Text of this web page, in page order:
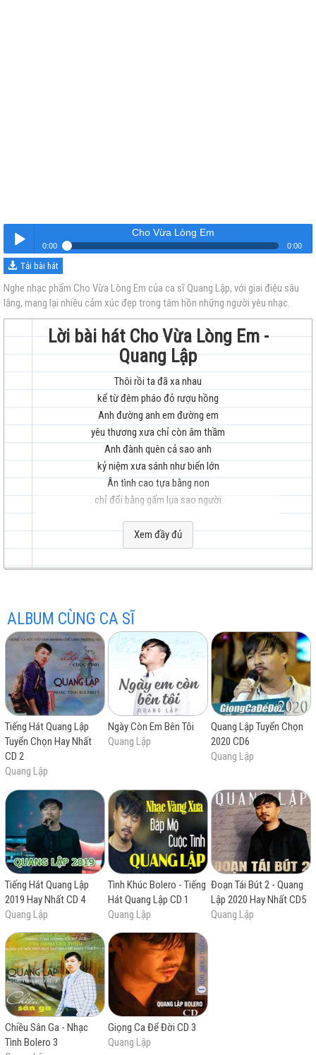
Nghe
Cho Vừa Lòng Em
0:00 0:00
Cho Vừa Lòng Em
Tải bài hát
Nghe nhạc phẩm Cho Vừa Lòng Em của ca sĩ Quang Lập, với giai điệu sâu
lắng, mang lại nhiều cảm xúc đẹp trong tâm hồn những người yêu nhạc.
Lời bài hát Cho Vừa Lòng Em -
Quang Lập
Thôi rồi ta đã xa nhau
kể từ đêm pháo đỏ rượu hồng
Anh đường anh em đường em
yêu thương xưa chỉ còn âm thầm
Anh đành quên cả sao anh
kỷ niệm xưa sánh như biển lớn
Ân tình cao tựa bằng non
chỉ đổi bằng gấm lụa sao người
Em về gom lại thư anh
cả ngàn trang giấy mỏng xanh màu
Gom cả áo lạnh ngày xưa
khi nhìn mưa gió bên thềm vắng
Khi mùa đông lạnh lùng sang,
em khỏi nhớ chuyện ngày xưa
Anh ơi hết rồi hết rồi,
chẳng còn chi nữa đâu anh
Yêu thương như nước trôi qua cầu
như đàn trở phiếm cung sầu
vì người ta cứ phụ tôi hoài
Bây giờ tôi chẳng còn tin
trong nhân gian có kẻ chung tình
Tôi giận tôi đã ngây thơ
đem tình yêu hiến dâng cho người hết
Nên giờ tôi chẳng còn chi
khi người ngoảnh mặt mà đi
Xem đầy đủ
ALBUM CÙNG CA SĨ
Tiếng Hát Quang Lập
Tuyển Chọn Hay Nhất
CD 2
Quang Lập
Ngày Còn Em Bên Tôi
Quang Lập
Quang Lập Tuyển Chọn
2020 CD6
Quang Lập
Tiếng Hát Quang Lập
2019 Hay Nhất CD 4
Quang Lập
Tình Khúc Bolero - Tiếng
Hát Quang Lập CD 1
Quang Lập
Đoạn Tái Bút 2 - Quang
Lập 2020 Hay Nhất CD5
Quang Lập
Chiều Sân Ga - Nhạc
Tình Bolero 3
Giọng Ca Để Đời CD 3
Quang Lập